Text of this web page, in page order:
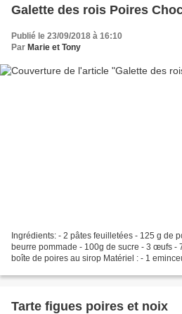
Galette des rois Poires
Publié le 23/09/2018 à 16:10
Par Marie et Tony
Ingrédients: - 2 pâtes feuilletées - 125 g de
beurre pommade - 100g de sucre - 3 œufs -
boîte de poires au sirop Matériel : - 1
Tarte figues poires et noix